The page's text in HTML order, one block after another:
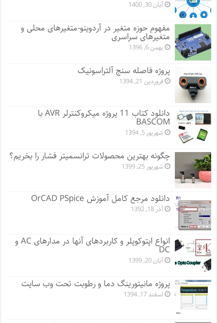
آبان 30, 1400
مفهوم حوزه متغیر در آردوینو-متغیرهای محلی و
متغیرهای سراسری
بهمن 6, 1396
پروژه فاصله سنج آلتراسونیک
فروردین 21, 1394
دانلود کتاب 11 پروژه میکروکنترلر AVR با
BASCOM
شهریور 5, 1394
چگونه بهترین محصولات ترانسمیتر فشار را بخریم؟
شهریور 25, 1399
دانلود مرجع کامل آموزش OrCAD PSpice
آذر 18, 1392
انواع اپتوکوپلر و کاربردهای آنها در مدارهای AC و
DC
آبان 20, 1399
پروژه مانيتورينگ دما و رطوبت تحت وب سایت
اسفند 17, 1394